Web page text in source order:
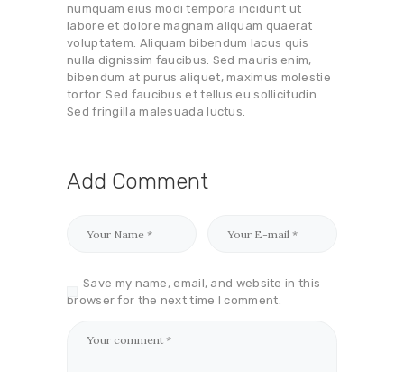
numquam eius modi tempora incidunt ut
labore et dolore magnam aliquam quaerat
voluptatem. Aliquam bibendum lacus quis
nulla dignissim faucibus. Sed mauris enim,
bibendum at purus aliquet, maximus molestie
tortor. Sed faucibus et tellus eu sollicitudin.
Sed fringilla malesuada luctus.
Add Comment
Save my name, email, and website in this
browser for the next time I comment.